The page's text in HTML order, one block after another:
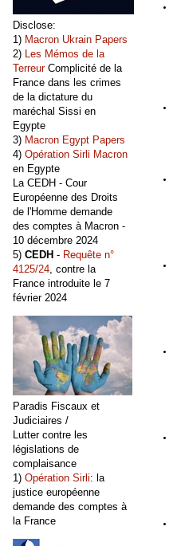
Disclose:
1) Macron Ukrain Papers
2) Les Mémos de la
TerreurComplicité de la
France dans les crimes
de la dictature du
maréchal Sissi en
Egypte
3) Macron Egypt Papers
4) Opération Sirli Macron
en Egypte
La CEDH - Cour
Européenne des Droits
de l'Homme demande
des comptes à Macron -
10 décembre 2024
5) CEDH - Requête n°
4125/24, contre la
France introduite le 7
février 2024
Paradis Fiscaux et
Judiciaires /
Lutter contre les
législations de
complaisance
1) Opération Sirli: la
justice européenne
demande des comptes à
la France